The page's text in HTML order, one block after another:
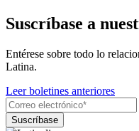
Suscríbase a
Entérese sobre todo lo
Latina.
Leer boletines anteriores